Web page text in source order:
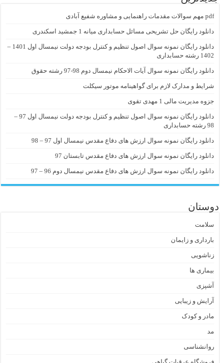
pdf مهم سوالات مقدمات راهنمایی و مشاوره شفیع آبادی
دانلود رایگان حل تشریحی مسائل حسابداری میانه 1 جمشید اسکندری
دانلود رایگان نمونه سوال اصول تنظیم و کنترل بودجه دولت نیمسال اول 1401 –
1402 رشته حسابداری
دانلود رایگان نمونه سوال آیات الاحکام نیمسال دوم 98-97 رشته حقوق
شرایط و مدارک لازم برای گواهینامه موتور سیکلت
جزوه مدیریت مالی 1 مهدی تقوی
دانلود رایگان نمونه سوال اصول تنظیم و کنترل بودجه دولت نیمسال اول 97 –
98 رشته حسابداری
دانلود رایگان نمونه سوال ارزش های دفاع مقدس نیمسال اول 97 – 98
دانلود رایگان نمونه سوال ارزش های دفاع مقدس تابستان 97
دانلود رایگان نمونه سوال ارزش های دفاع مقدس نیمسال دوم 96 – 97
دوستان
سلامت
بارداری و زایمان
زناشویی
بیماری ها
آشپزی
آرایش و زیبایی
مادر و کودک
مد
روانشناسی